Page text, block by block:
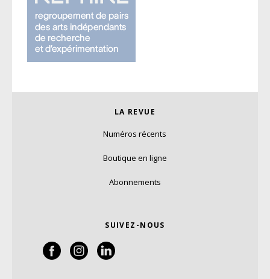
LA REVUE
Numéros récents
Boutique en ligne
Abonnements
SUIVEZ-NOUS